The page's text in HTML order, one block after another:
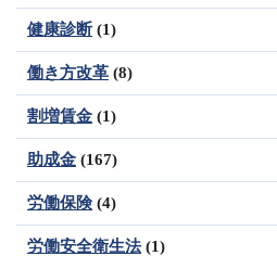
健康診断(1)
働き方改革 (8)
割増賃金 (1)
助成金 (167)
労働保険(4)
労働安全衛生法(1)